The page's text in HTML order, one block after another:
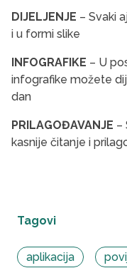
DIJELJENJE – Svaki
i u formi slike
INFOGRAFIKE – U
infografike možete
dan
PRILAGOĐAVANJE –
kasnije čitanje i
Tagovi
aplikacija